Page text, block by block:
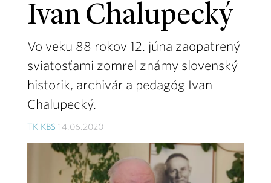
Ivan Chalupecký
Vo veku 88 rokov 12. júna zaopatrený
sviatosťami zomrel známy slovenský
historik, archivár a pedagóg Ivan
Chalupecký.
TK KBS 14.06.2020